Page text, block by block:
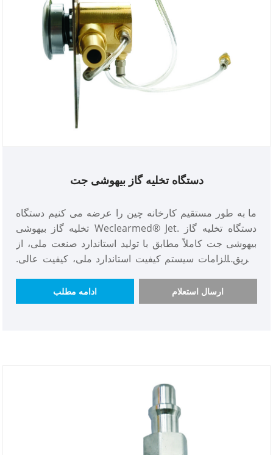
دستگاه تخلیه گاز بیهوشی جت
ما به طور مستقیم کارخانه چین را عرضه می کنیم دستگاه
تخلیه گاز بیهوشی Weclearmed® Jet. دستگاه تخلیه گاز
بیهوشی جت کاملاً مطابق با تولید استاندارد صنعت ملی، از
طریق الزامات سیستم کیفیت استاندارد ملی، کیفیت عالی.
است، مورد استقبال مشتریان داخلی و خارجی قرار گرفته و
تعداد و موجودی خرید کافی است، دستگاه تخلیه گاز بیهوشی
ادامه مطلب ارسال استعلام